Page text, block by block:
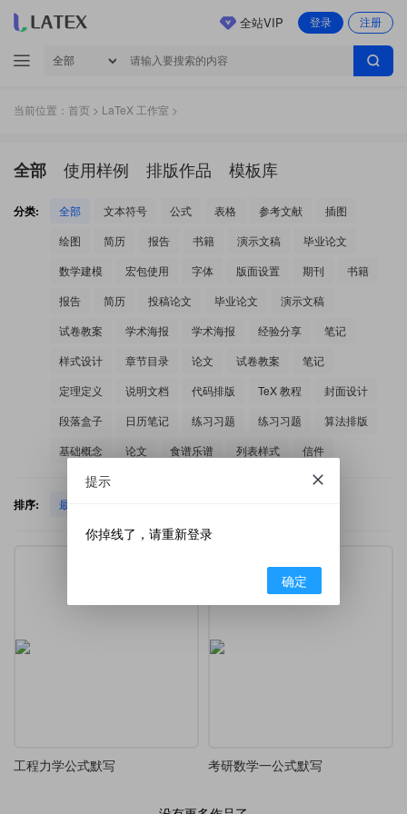
登录 注册
全站VIP
当前位置： 首页 > LaTeX 工作室 >
全部 使用样例 排版作品 模板库
分类: 全部 文本符号 公式 表格 参考文献
插图
绘图
简历 报告 书籍 演示文稿
毕业论文
数学建模
宏包使用 字体 版面设置 期刊
书籍
报告
简历 投稿论文 毕业论文
演示文稿
试卷教案
学术海报 学术海报 经验分享
笔记
样式设计
章节目录 论文 试卷教案
笔记
定理定义
说明文档 代码排版 TeX 教程
封面设计
段落盒子
日历笔记 练习习题 练习习题
算法排版
基础概念
论文 食谱乐谱 列表样式 信件
排序: 最新发布
工程力学公式默写 考研数学一公式默写
提示
你掉线了，请重新登录
确定